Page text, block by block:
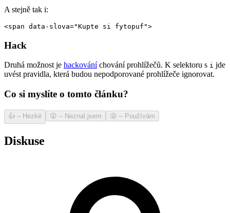
A stejně tak i:
<span data-slova="Kupte si fytopuf">
Hack
Druhá možnost je hackováníchování prohlížečů. K selektoru s i jde
uvést pravidla, která budou nepodporované prohlížeče ignorovat.
Co si myslíte o tomto článku?
👍 – Hezké 😲 – Neznal jsem 😝 – Používám
Diskuse